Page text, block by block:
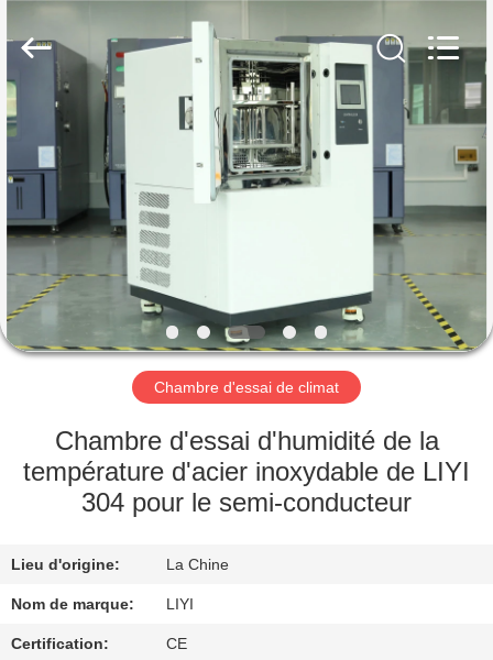
MAISON
PRODUITS
AU
SUJET
DE
NOUS
VISITE
D'USINE
DE
QUALITÉ
Technology
All
Reserved.
Chambre d'essai de climat
Chambre d'essai d'humidité de la
température d'acier inoxydable de LIYI
304 pour le semi-conducteur
Lieu d'origine: La Chine
Nom de marque: LIYI
Certification: CE